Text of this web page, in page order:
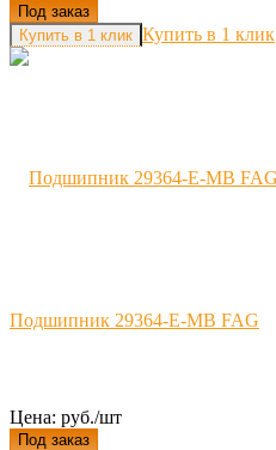
Под заказ
Купить в 1 клик
Подшипник 29364-E-MB FAG
Цена: руб./шт
Под заказ